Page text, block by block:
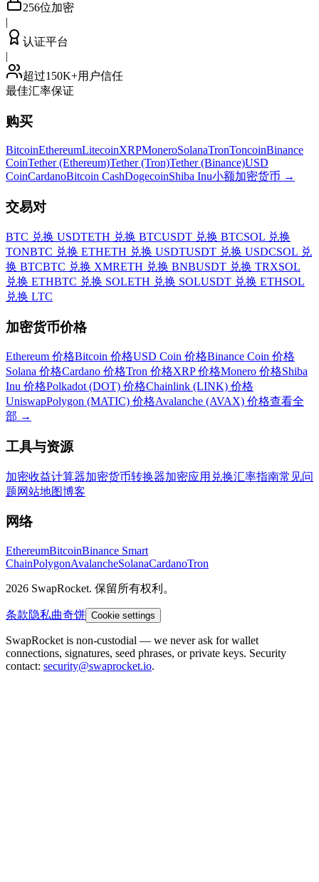
256位加密
|
认证平台
|
超过150K+用户信任
最佳汇率保证
购买
BitcoinEthereumLitecoinXRPMoneroSolanaTronToncoinBinance
CoinTether (Ethereum)Tether (Tron)Tether (Binance)USD
CoinCardanoBitcoin CashDogecoinShiba Inu小额加密货币 →
交易对
BTC 兑换 USDTETH 兑换 BTCUSDT 兑换 BTCSOL 兑换
TONBTC 兑换 ETHETH 兑换 USDTUSDT 兑换 USDCSOL 兑
换 BTCBTC 兑换 XMRETH 兑换 BNBUSDT 兑换 TRXSOL
兑换 ETHBTC 兑换 SOLETH 兑换 SOLUSDT 兑换 ETHSOL
兑换 LTC
加密货币价格
Ethereum 价格Bitcoin 价格USD Coin 价格Binance Coin 价格
Solana 价格Cardano 价格Tron 价格XRP 价格Monero 价格Shiba
Inu 价格Polkadot (DOT) 价格Chainlink (LINK) 价格
UniswapPolygon (MATIC) 价格Avalanche (AVAX) 价格查看全
部 →
工具与资源
加密收益计算器加密货币转换器加密应用 兑换汇率指南常见问
题网站地图博客
网络
EthereumBitcoinBinance Smart
ChainPolygonAvalancheSolanaCardanoTron
2026 SwapRocket. 保留所有权利。
条款隐私曲奇饼 Cookie settings
SwapRocket is non-custodial — we never ask for wallet
connections, signatures, seed phrases, or private keys. Security
contact: security@swaprocket.io.